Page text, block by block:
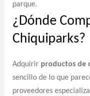
parque.
¿Dónde
Chiquiparks?
Adquirir productos de
sencillo de lo que
proveedores